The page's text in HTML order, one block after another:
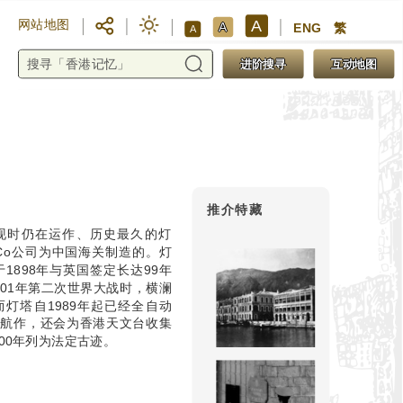
网站地图 A A A ENG 繁
进阶搜寻 互动地图
时仍在运作、历史最久的灯
公司为中国海关制造的。灯
1898年与英国签定长达99年
年第二次世界大战时，横澜
塔自1989年起已经全自动
作，还会为香港天文台收集
年列为法定古迹。
推介特藏